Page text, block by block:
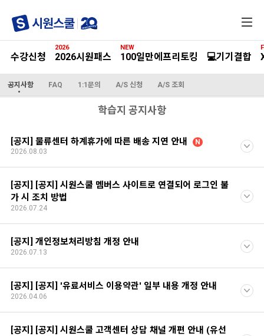
메
수강신청 2026시원패스
2026
100일만에프리토킹
NEW
💻기기결합
공지사항 FAQ 1:1문의 A/S 신청 A/S 조회
학습지 공지사항
[공지] 물류센터 하계휴가에 따른 배송 지연 안내
N
2026.08.03
[공지] [공지] 시원스쿨 멤버스 사이트로 연결되어 로그인 불
가 시 조치 방법
2026.07.24
[공지] 개인정보처리방침 개정 안내
2026.07.13
[공지] [공지] '유료서비스 이용약관' 일부 내용 개정 안내
2026.04.06
[공지] [공지] 시원스쿨 고객센터 상담 채널 개편 안내 (유선